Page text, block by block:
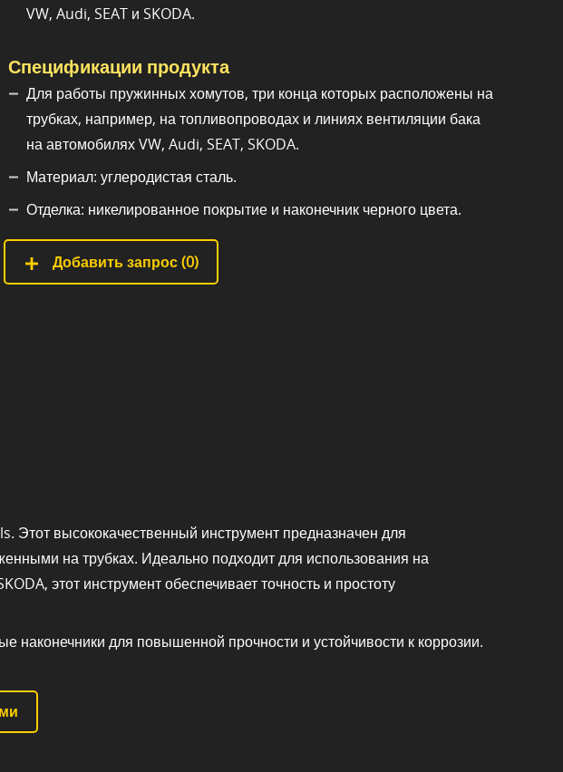
VW, Audi, SEAT и SKODA.
Спецификации продукта
Для работы пружинных хомутов, три конца которых расположены на
трубках, например, на топливопроводах и линиях вентиляции бака
на автомобилях VW, Audi, SEAT, SKODA.
Материал: углеродистая сталь.
Отделка: никелированное покрытие и наконечник черного цвета.
Добавить запрос (0)
высококачественный инструмент предназначен для
на трубках. Идеально подходит для использования на
этот инструмент обеспечивает точность и простоту
наконечники для повышенной прочности и устойчивости к коррозии.